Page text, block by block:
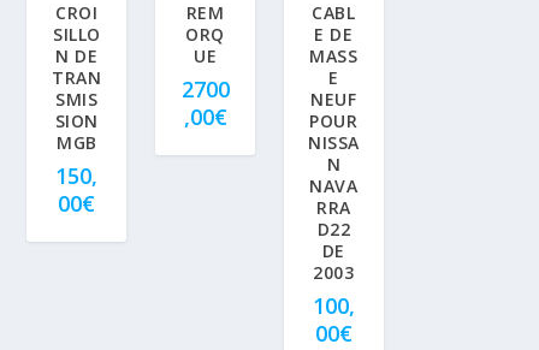
CROI
SILLO
N DE
TRAN
SMIS
SION
MGB
150,
00€
REM
ORQ
UE
2700
,00€
CABL
E DE
MASS
E
NEUF
POUR
NISSA
N
NAVA
RRA
D22
DE
2003
100,
00€